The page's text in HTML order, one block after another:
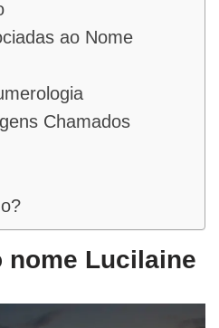
ao Nome
Chamados
nome Lucilaine